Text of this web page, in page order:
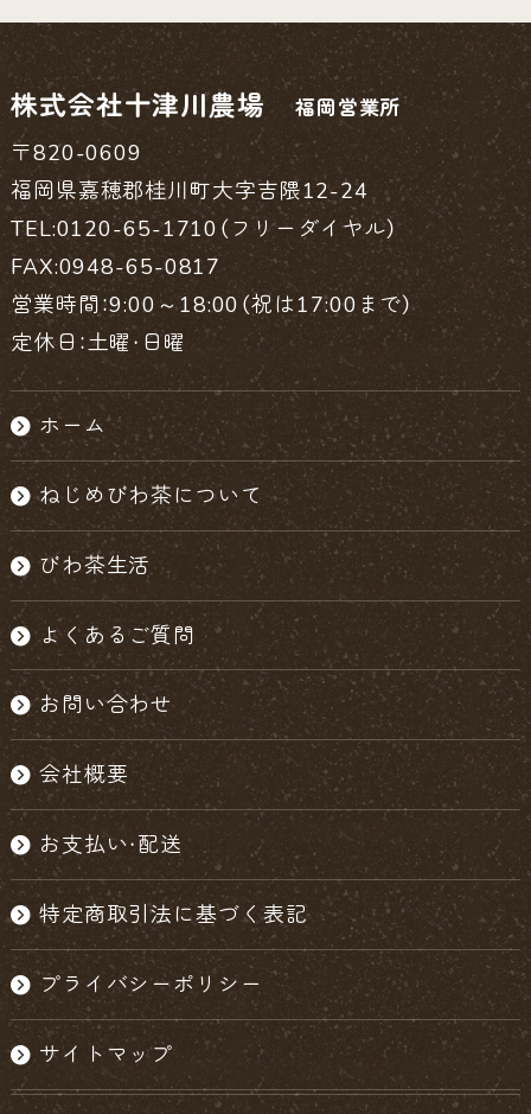
株式会社十津川農場 福岡営業所
〒820-0609
福岡県嘉穂郡桂川町大字吉隈12-24
TEL:0120-65-1710（フリーダイヤル）
FAX:0948-65-0817
営業時間：9:00～18:00（祝は17:00まで）
定休日：土曜・日曜
ホーム
ねじめびわ茶について
びわ茶生活
よくあるご質問
お問い合わせ
会社概要
お支払い・配送
特定商取引法に基づく表記
プライバシーポリシー
サイトマップ